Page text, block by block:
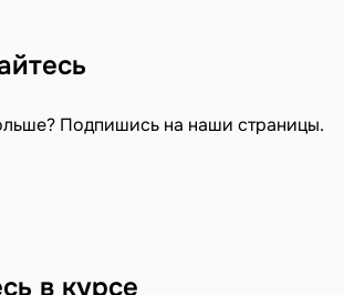
Подпишись на наши страницы.
в курсе